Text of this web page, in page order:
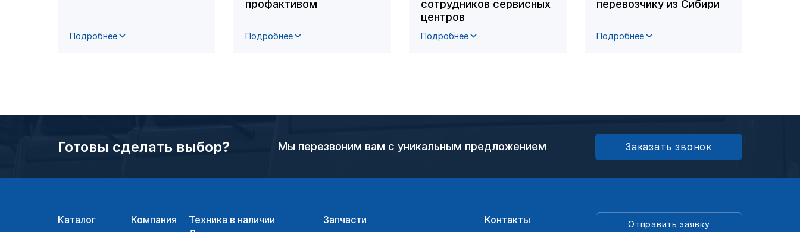
Подробнее
профактивом
Подробнее
сотрудников сервисных
центров
Подробнее
перевозчику из Сибири
Подробнее
Готовы сделать выбор? Мы перезвоним вам с уникальным предложением Заказать звонок
Каталог Компания
Техника в наличии
Запчасти Контакты Отправить заявку